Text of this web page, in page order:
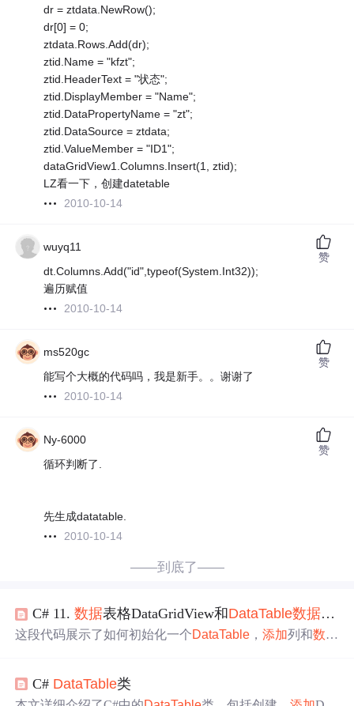
dr = ztdata.NewRow();
dr[0] = 0;
ztdata.Rows.Add(dr);
ztid.Name = "kfzt";
ztid.HeaderText = "状态";
ztid.DisplayMember = "Name";
ztid.DataPropertyName = "zt";
ztid.DataSource = ztdata;
ztid.ValueMember = "ID1";
dataGridView1.Columns.Insert(1, ztid);
LZ看一下，创建datetable
2010-10-14
wuyq11
dt.Columns.Add("id",typeof(System.Int32));
遍历赋值
2010-10-14
赞
ms520gc
能写个大概的代码吗，我是新手。。谢谢了
2010-10-14
赞
Ny-6000
循环判断了.
先生成datatable.
2010-10-14
赞
——到底了——
C# 11.数据表格DataGridView和DataTable数据表绑
这段代码展示了如何初始化一个DataTable ，添加列和数据
后，它演示了如何将数据
C# DataTable类